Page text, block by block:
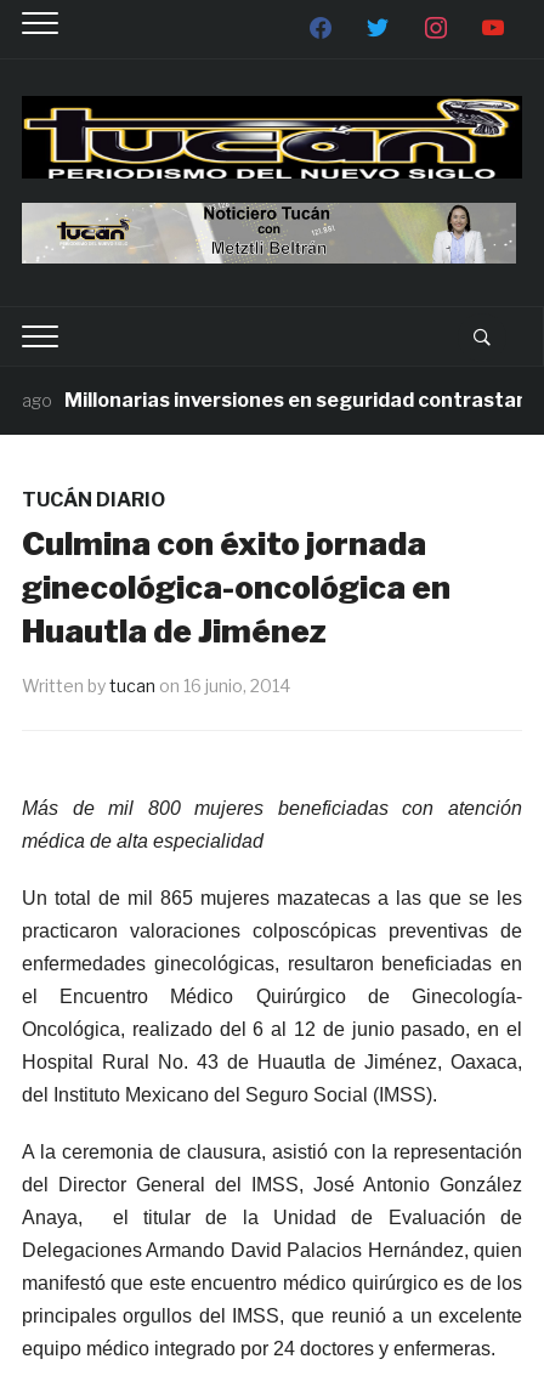
Millonarias inversiones en seguridad contrastan con
TUCÁN DIARIO
Culmina con éxito jornada
ginecológica-oncológica en
Huautla de Jiménez
Written bytucan on 16 junio, 2014
Más de mil 800 mujeres beneficiadas con atención
médica de alta especialidad
Un total de mil 865 mujeres mazatecas a las que se les
practicaron valoraciones colposcópicas preventivas de
enfermedades ginecológicas, resultaron beneficiadas en
el Encuentro Médico Quirúrgico de Ginecología-
Oncológica, realizado del 6 al 12 de junio pasado, en el
Hospital Rural No. 43 de Huautla de Jiménez, Oaxaca,
del Instituto Mexicano del Seguro Social (IMSS).
A la ceremonia de clausura, asistió con la representación
del Director General del IMSS, José Antonio González
Anaya,
el titular de la Unidad de Evaluación de
DelegacionesArmando David Palacios Hernández,quien
manifestó que este encuentro médico quirúrgico es de los
principales orgullos del IMSS, que reunió a un excelente
equipo médico integrado por 24 doctores y enfermeras.